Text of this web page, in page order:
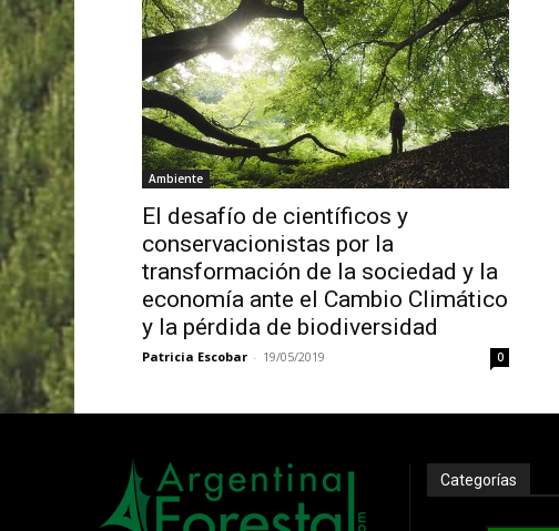
Ambiente
El desafío de científicos y
conservacionistas por la
transformación de la sociedad y la
economía ante el Cambio Climático
y la pérdida de biodiversidad
Patricia Escobar - 19/05/2019 0
Categorías